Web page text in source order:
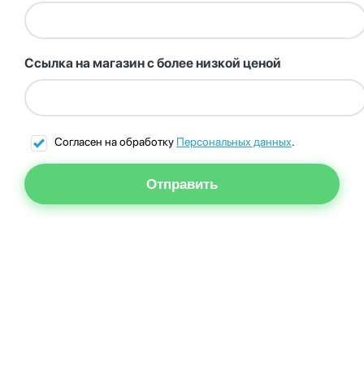
Ссылка на магазин с более низкой ценой
Согласен на обработку Персональных данных.
Отправить